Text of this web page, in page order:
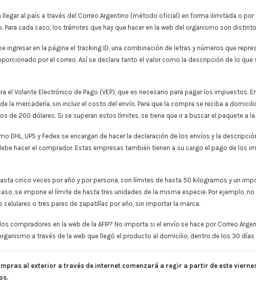
al país a través del Correo Argentino (método oficial) en forma ilimitada o por
Para cada caso, los trámites que hay que hacer en la web del organismo son
ingresar en la página el tracking ID, una combinación de letras y números que
por el correo. Así se declara tanto el valor como la descripción de lo que
el Volante Electrónico de Pago (VEP), que es necesario para pagar los impuestos.
la mercadería, sin incluir el costo del envío. Para que la compra se reciba a
de 200 dólares. Si se superan estos límites, se tiene que ir a buscar el paquete a la
DHL, UPS y Fedex se encargan de hacer la declaración de los envíos y la
hacer el comprador. Estas empresas también tienen a su cargo el pago de los
cinco veces por año y por persona, con límites de hasta 50 kilogramos y un
se impone el límite de hasta tres unidades de la misma especie. Por ejemplo, no
o tres pares de zapatillas por año, sin importar la marca.
compradores en la web de la AFIP? No importa si el envío se hace por Correo
a través de la web que llegó el producto al domicilio, dentro de los 30
al exterior a través de internet comenzará a regir a partir de este